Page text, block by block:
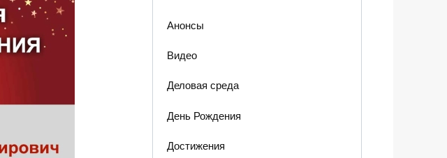
Анонсы
Видео
Деловая среда
День Рождения
Достижения